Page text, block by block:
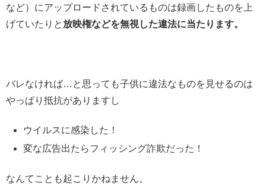
など）にアップロードされているものは録画したものを上
げていたりと 放映権などを無視した違法に当たります。
バレなければ…と思っても子供に違法なものを見せるのは
やっぱり抵抗がありますし
ウイルスに感染した！
変な広告出たらフィッシング詐欺だった！
なんてことも起こりかねません。